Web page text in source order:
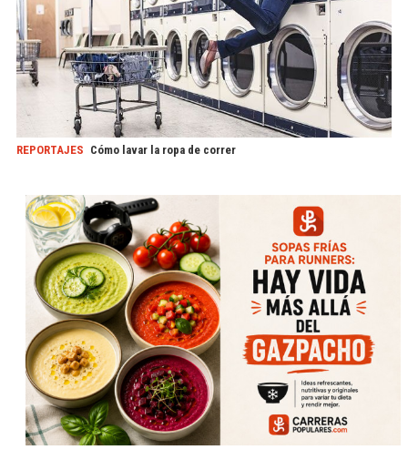
REPORTAJES Cómo lavar la ropa de correr